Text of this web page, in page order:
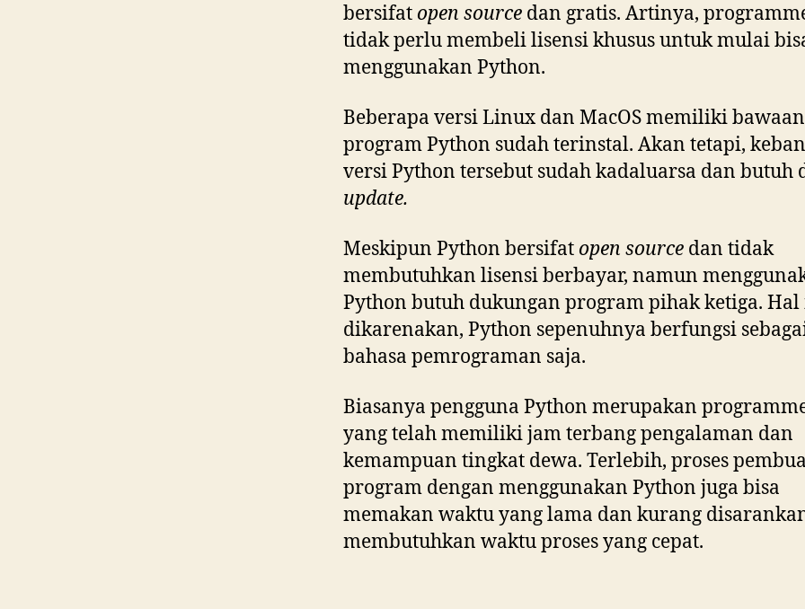
bersifat open source dan gratis. Artinya,
tidak perlu membeli lisensi khusus untuk mulai
menggunakan Python.
Beberapa versi Linux dan MacOS memiliki bawaan
program Python sudah terinstal. Akan tetapi,
versi Python tersebut sudah kadaluarsa dan butuh
update.
Meskipun Python bersifat open source dan tidak
membutuhkan lisensi berbayar, namun
Python butuh dukungan program pihak ketiga.
dikarenakan, Python sepenuhnya berfungsi
bahasa pemrograman saja.
Biasanya pengguna Python merupakan
yang telah memiliki jam terbang pengalaman dan
kemampuan tingkat dewa. Terlebih, proses
program dengan menggunakan Python juga bisa
memakan waktu yang lama dan kurang
membutuhkan waktu proses yang cepat.